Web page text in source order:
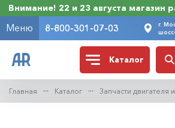
Внимание! 22 и 23 августа магазин
Меню 8-800-301-07-03
г.
Каталог
Главная Каталог Запчасти двигателя